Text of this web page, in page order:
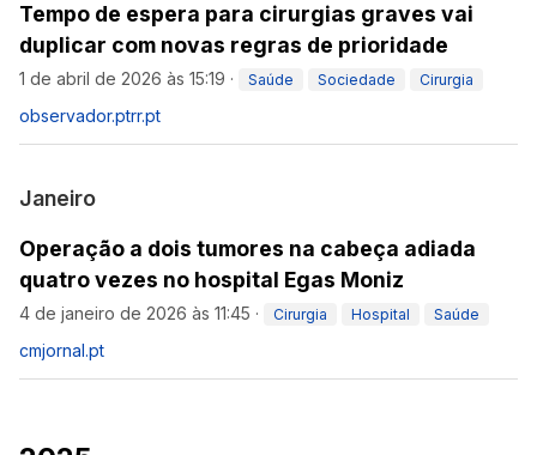
Tempo de espera para cirurgias graves vai
duplicar com novas regras de prioridade
1 de abril de 2026 às 15:19 · Saúde Sociedade Cirurgia
observador.ptrr.pt
Janeiro
Operação a dois tumores na cabeça adiada
quatro vezes no hospital Egas Moniz
4 de janeiro de 2026 às 11:45 · Cirurgia Hospital Saúde
cmjornal.pt